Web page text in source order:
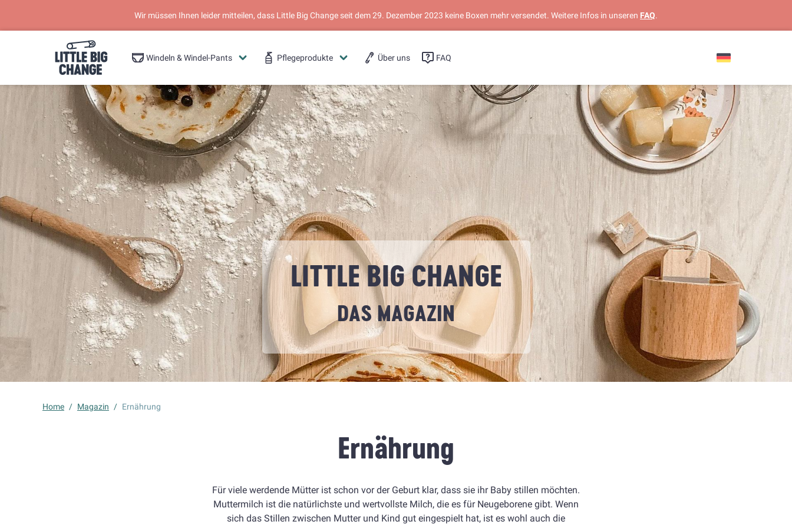
Wir müssen Ihnen leider mitteilen, dass Little Big Change seit dem 29. Dezember 2023 keine Boxen mehr versendet. Weitere Infos in unseren FAQ.
Windeln & Windel-Pants Pflegeprodukte Über uns FAQ
LITTLE BIG CHANGE
DASMAGAZIN
Home / Magazin / Ernährung
Ernährung
Für viele werdende Mütter ist schon vor der Geburt klar, dass sie ihr Baby stillen möchten.
Muttermilch ist die natürlichste und wertvollste Milch, die es für Neugeborene gibt. Wenn
sich das Stillen zwischen Mutter und Kind gut eingespielt hat, ist es wohl auch die